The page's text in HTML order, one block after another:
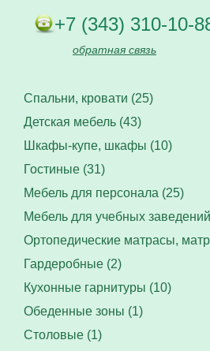
+7 (343) 310-10-
обратная связь
Спальни, кровати (25)
Детская мебель (43)
Шкафы-купе, шкафы (10)
Гостиные (31)
Мебель для персонала (25)
Мебель для учебных
Ортопедические матрасы,
Гардеробные (2)
Кухонные гарнитуры (10)
Обеденные зоны (1)
Столовые (1)